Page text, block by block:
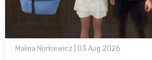
Malina Norkiewicz | 03 Aug 2026